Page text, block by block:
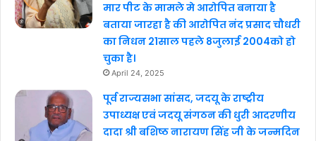
मार पीट के मामले मे आरोपित बनाया है
बताया जारहा है की आरोपित नंद प्रसाद चौधरी
का निधन 21साल पहले 8जुलाई 2004को हो
चुका है।
April 24, 2025
पूर्व राज्यसभा सांसद, जदयू के राष्ट्रीय
उपाध्यक्ष एवं जदयू संगठन की धुरी आदरणीय
दादा श्री बशिष्ठ नारायण सिंह जी के जन्मदिन